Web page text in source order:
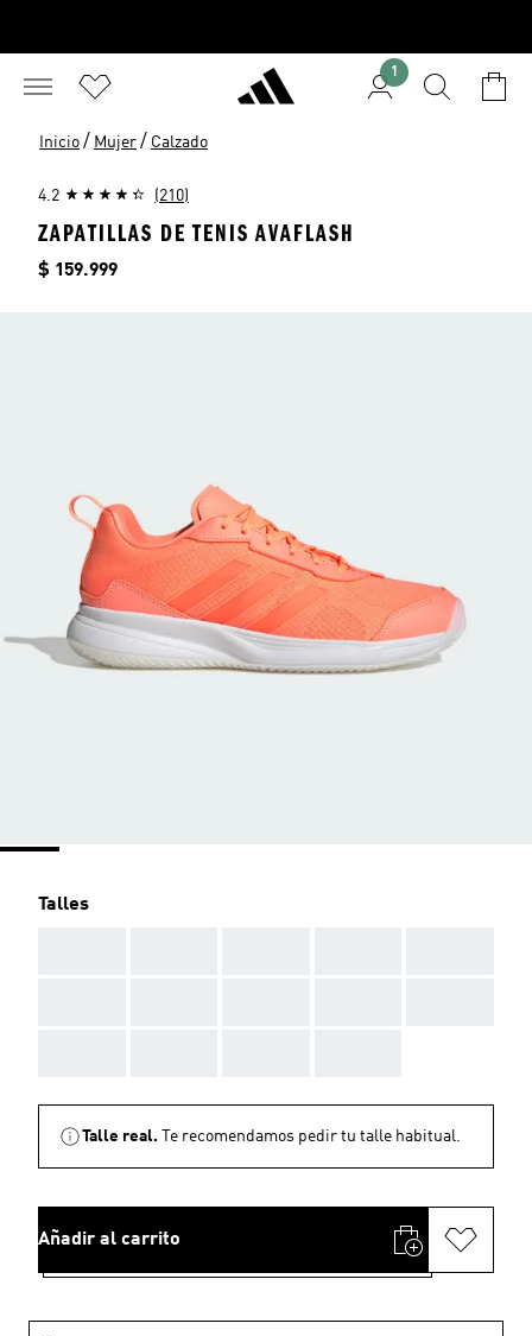
1
Inicio / Mujer / Calzado
4.2 (210)
ZAPATILLAS DE TENIS AVAFLASH
Precio
$ 159.999
Talles
Talle real. Te recomendamos pedir tu talle habitual.
Añadir al carrito